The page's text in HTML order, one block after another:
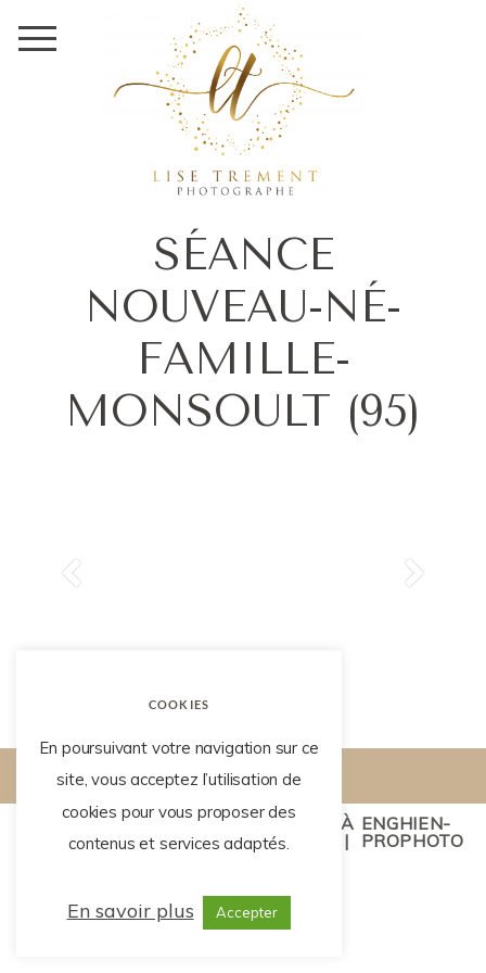
SÉANCE
NOUVEAU-NÉ-
FAMILLE-
MONSOULT (95)
LISE TRÉMENT - PHOTOGRAPHE À ENGHIEN-
LES-BAINS | MENTIONS LÉGALES |
PROPHOTO
PHOTO BLOG
COOKIES
En poursuivant votre navigation sur ce
site, vous acceptez l’utilisation de
cookies pour vous proposer des
contenus et services adaptés.
En savoir plus Accepter